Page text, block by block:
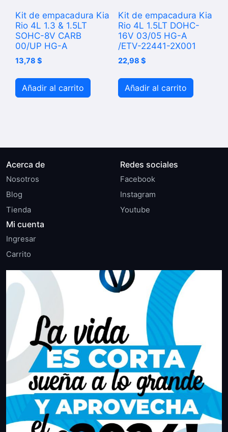
Kit de empacadura Kia
Rio 4L 1.3 & 1.5LT
SOHC-8V CARB
00/UP HG-A
13,78 $
Añadir al carrito
Kit de empacadura Kia
Rio 4L 1.5LT DOHC-
16V 03/05 HG-A
/ETV-22441-2X001
22,98 $
Añadir al carrito
Acerca de
Nosotros
Blog
Tienda
Redes sociales
Facebook
Instagram
Youtube
Mi cuenta
Ingresar
Carrito